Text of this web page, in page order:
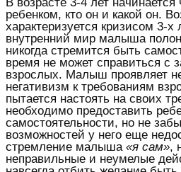
ребенком, кто он и какой он.
характеризуется кризисом 3-х
внутренний мир малыша
никогда стремится быть
время не может справиться с
взрослых. Малыш проявляет
негативизм к требованиям
пытается настоять на своих
необходимо предоставить
самостоятельности, но не
возможностей у него еще
стремление малыша «я сам»,
неправильные и неумелые